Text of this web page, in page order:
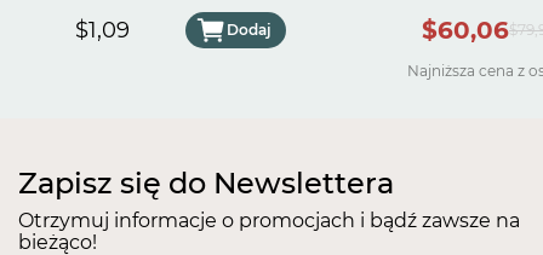
PÓŁKSIĘŻYC 100/180 SLIM -
FLAMING
$1,09 Dodaj $60,06
Najniższa cena z
Zapisz się do Newslettera
Otrzymuj informacje o promocjach i bądź zawsze na
bieżąco!